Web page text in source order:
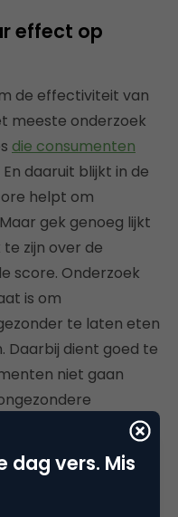
effect op
de effectiviteit van
meeste onderzoek
die consumenten
En daaruit blijkt in de
helpt om
gek genoeg lijkt
zijn over de
score. Onderzoek
is om
te laten eten
Daarbij dient goed te
niet gaan
een beter label
dag vers. Mis